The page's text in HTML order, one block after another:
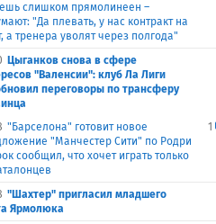
слишком прямолинеен –
"Да плевать, у нас контракт на
а тренера уволят через полгода"
Цыганков снова в сфере
"Валенсии": клуб Ла Лиги
переговоры по трансферу
​"Барселона" готовит новое
"Манчестер Сити" по Родри
сообщил, что хочет играть только
1
"Шахтер" пригласил младшего
Ярмолюка